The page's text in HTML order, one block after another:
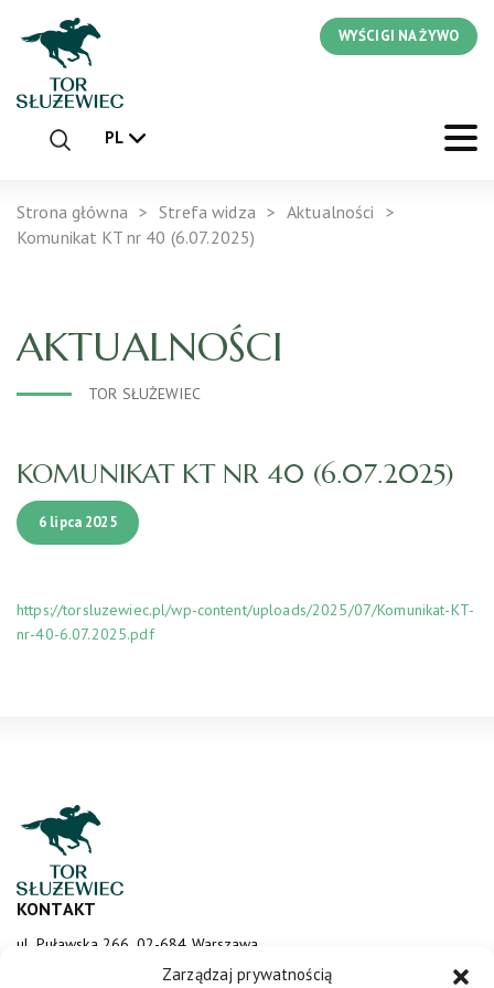
Zarządzaj prywatnością
WYŚCIGI NA ŻYWO
PL
Strona główna Strefa widza
Aktualności
Komunikat KT nr 40 (6.07.2025)
AKTUALNOŚCI
TOR SŁUŻEWIEC
KOMUNIKAT KT NR 40 (6.07.2025)
6 lipca 2025
https://torsluzewiec.pl/wp-content/uploads/2025/07/Komunikat-KT-
nr-40-6.07.2025.pdf
KONTAKT
ul. Puławska 266, 02-684 Warszawa
sluzewiec@totalizator.pl